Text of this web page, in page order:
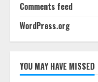
Comments feed
WordPress.org
YOU MAY HAVE MISSED